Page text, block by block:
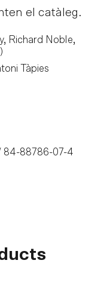
el catàleg.
Richard Noble,
Tàpies
84-88786-07-4